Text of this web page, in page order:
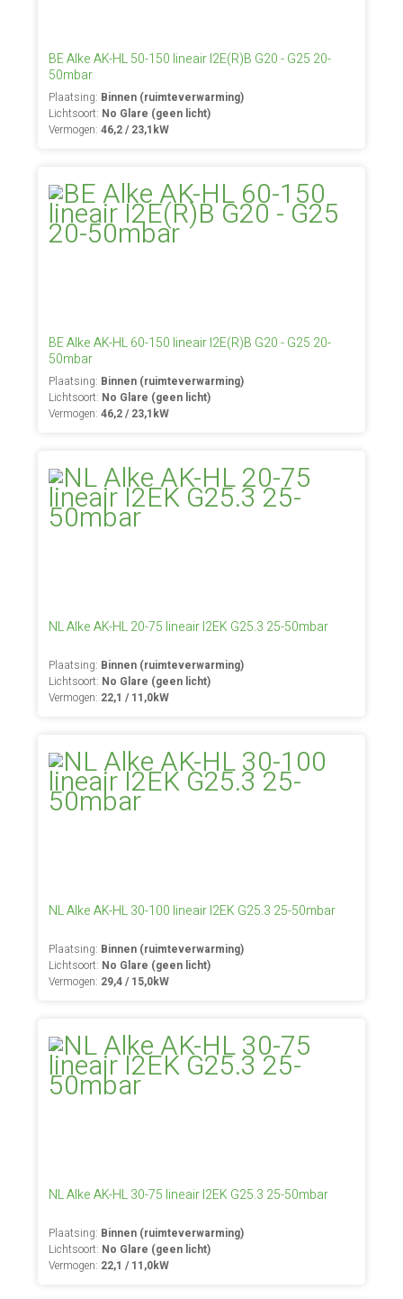
BE Alke AK-HL 50-150 lineair I2E(R)B G20 - G25 20-
50mbar
Plaatsing: Binnen (ruimteverwarming)
Lichtsoort: No Glare (geen licht)
Vermogen:46,2 / 23,1kW
BE Alke AK-HL 60-150 lineair I2E(R)B G20 - G25 20-
50mbar
Plaatsing: Binnen (ruimteverwarming)
Lichtsoort: No Glare (geen licht)
Vermogen:46,2 / 23,1kW
NL Alke AK-HL 20-75 lineair I2EK G25.3 25-50mbar
Plaatsing: Binnen (ruimteverwarming)
Lichtsoort: No Glare (geen licht)
Vermogen: 22,1 / 11,0kW
NL Alke AK-HL 30-100 lineair I2EK G25.3 25-50mbar
Plaatsing: Binnen (ruimteverwarming)
Lichtsoort: No Glare (geen licht)
Vermogen: 29,4 / 15,0kW
NL Alke AK-HL 30-75 lineair I2EK G25.3 25-50mbar
Plaatsing: Binnen (ruimteverwarming)
Lichtsoort: No Glare (geen licht)
Vermogen: 22,1 / 11,0kW